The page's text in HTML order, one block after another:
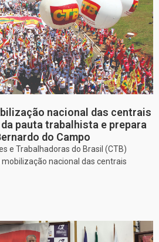
nacional das centrais
pauta trabalhista e prepara
do Campo
e Trabalhadoras do Brasil (CTB)
nacional das centrais